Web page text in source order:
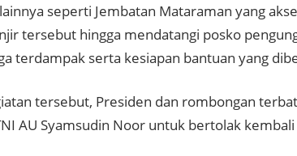
seperti Jembatan Mataraman yang
tersebut hingga mendatangi posko
terdampak serta kesiapan bantuan yang
tersebut, Presiden dan rombongan
AU Syamsudin Noor untuk bertolak